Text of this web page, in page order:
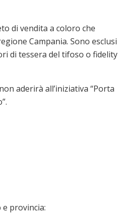
di vendita a coloro che
Campania. Sono esclusi
di tessera del tifoso o fidelity
aderirà all’iniziativa “Porta
provincia: